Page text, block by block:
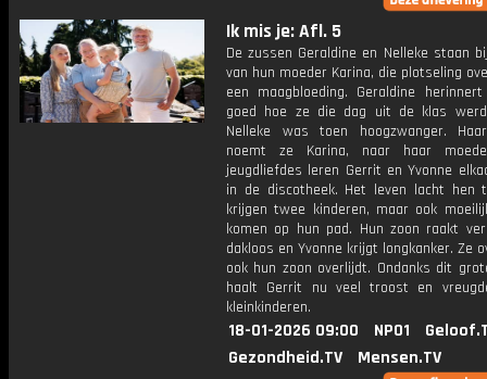
Ik mis je: Afl. 5
De zussen Geraldine en Nelleke staan
van hun moeder Karina, die plotseling
een maagbloeding. Geraldine
goed hoe ze die dag uit de klas werd
Nelleke was toen hoogzwanger.
noemt ze Karina, naar haar
jeugdliefdes leren Gerrit en Yvonne
in de discotheek. Het leven lacht hen
krijgen twee kinderen, maar ook
komen op hun pad. Hun zoon raakt
dakloos en Yvonne krijgt longkanker. Ze
ook hun zoon overlijdt. Ondanks dit
haalt Gerrit nu veel troost en
kleinkinderen.
18-01-2026 09:00 NPO1
Gezondheid.TV
Mensen.TV